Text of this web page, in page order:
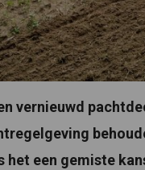
vernieuwd
een gemiste